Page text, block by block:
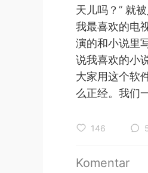
天儿吗？” 就
我最喜欢的电
演的和小说里
说我喜欢的小
大家用这个软
么正经。我们
146
Komentar